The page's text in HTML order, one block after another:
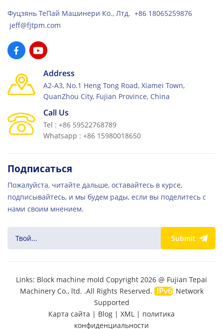
Фуцзянь ТеПай Машинери Ко., Лтд. +86 18065259876
jeff@fjtpm.com
Address
A2-A3, No.1 Heng Tong Road, Xiamei Town,
QuanZhou City, Fujian Province, China
Call Us
Tel : +86 59522768789
Whatsapp : +86 15980018650
Подписаться
Пожалуйста, читайте дальше, оставайтесь в курсе,
подписывайтесь, и мы будем рады, если вы поделитесь с
нами своим мнением.
Submit
Links: Block machine mold Copyright 2026 @ Fujian Tepai
Machinery Co., ltd. .All Rights Reserved.
Network
Supported
Карта сайта | Blog | XML | политика
конфиденциальности